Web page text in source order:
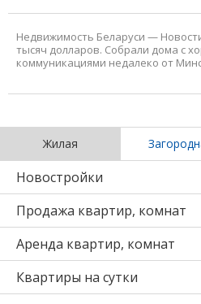
Недвижимость Беларуси —
тысяч долларов. Собрали дома с
коммуникациями недалеко от
Жилая
Новостройки
Продажа квартир, комнат
Аренда квартир, комнат
Квартиры на сутки